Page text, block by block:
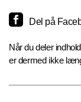
Del på
Når du deler
er dermed ikke